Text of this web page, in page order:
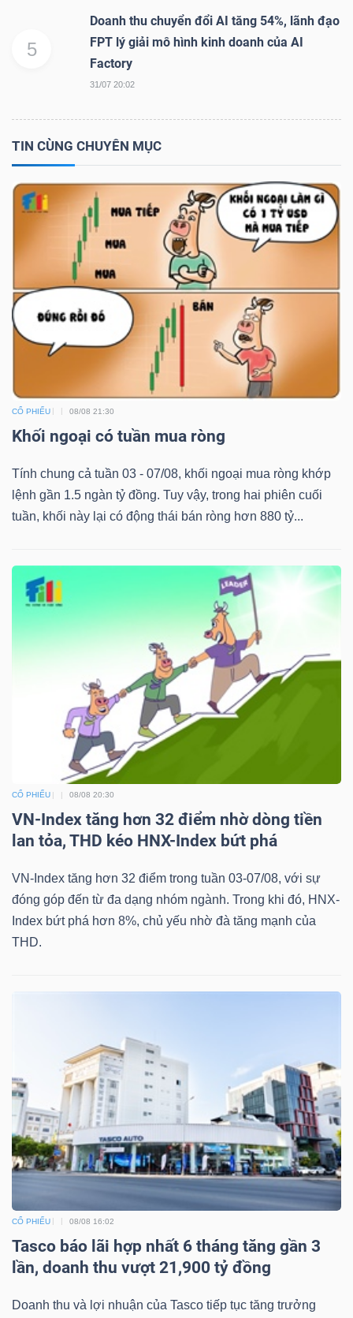
5
Doanh thu chuyển đổi AI tăng 54%, lãnh đạo
FPT lý giải mô hình kinh doanh của AI
Factory
31/07 20:02
TIN CÙNG CHUYÊN MỤC
CỔ PHIẾU 08/08 21:30
Khối ngoại có tuần mua ròng
Tính chung cả tuần 03 - 07/08, khối ngoại mua ròng khớp
lệnh gần 1.5 ngàn tỷ đồng. Tuy vậy, trong hai phiên cuối
tuần, khối này lại có động thái bán ròng hơn 880 tỷ...
CỔ PHIẾU 08/08 20:30
VN-Index tăng hơn 32 điểm nhờ dòng tiền
lan tỏa, THD kéo HNX-Index bứt phá
VN-Index tăng hơn 32 điểm trong tuần 03-07/08, với sự
đóng góp đến từ đa dạng nhóm ngành. Trong khi đó, HNX-
Index bứt phá hơn 8%, chủ yếu nhờ đà tăng mạnh của
THD.
CỔ PHIẾU 08/08 16:02
Tasco báo lãi hợp nhất 6 tháng tăng gần 3
lần, doanh thu vượt 21,900 tỷ đồng
Doanh thu và lợi nhuận của Tasco tiếp tục tăng trưởng
THIẾT
YẾU
SÓC
SỨC
TÀI
NGHỆ
THÔNG
TRUYỀN
THÔNG
TIỆN
ÍCH
Mã
chứng
khoán
(-)
Tất cả Cổ phiếu Chỉ số Chứng chỉ quỹ Chứng
Lãnh
đạo
(-)
Tất cả Người nội bộ Người liên quan Cổ đông lớn